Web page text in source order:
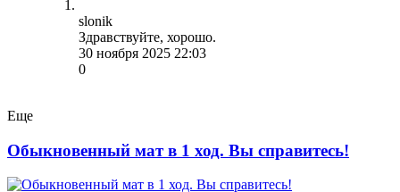
slonik
Здравствуйте, хорошо.
30 ноября 2025 22:03
0
Еще
Обыкновенный мат в 1 ход. Вы справитесь!